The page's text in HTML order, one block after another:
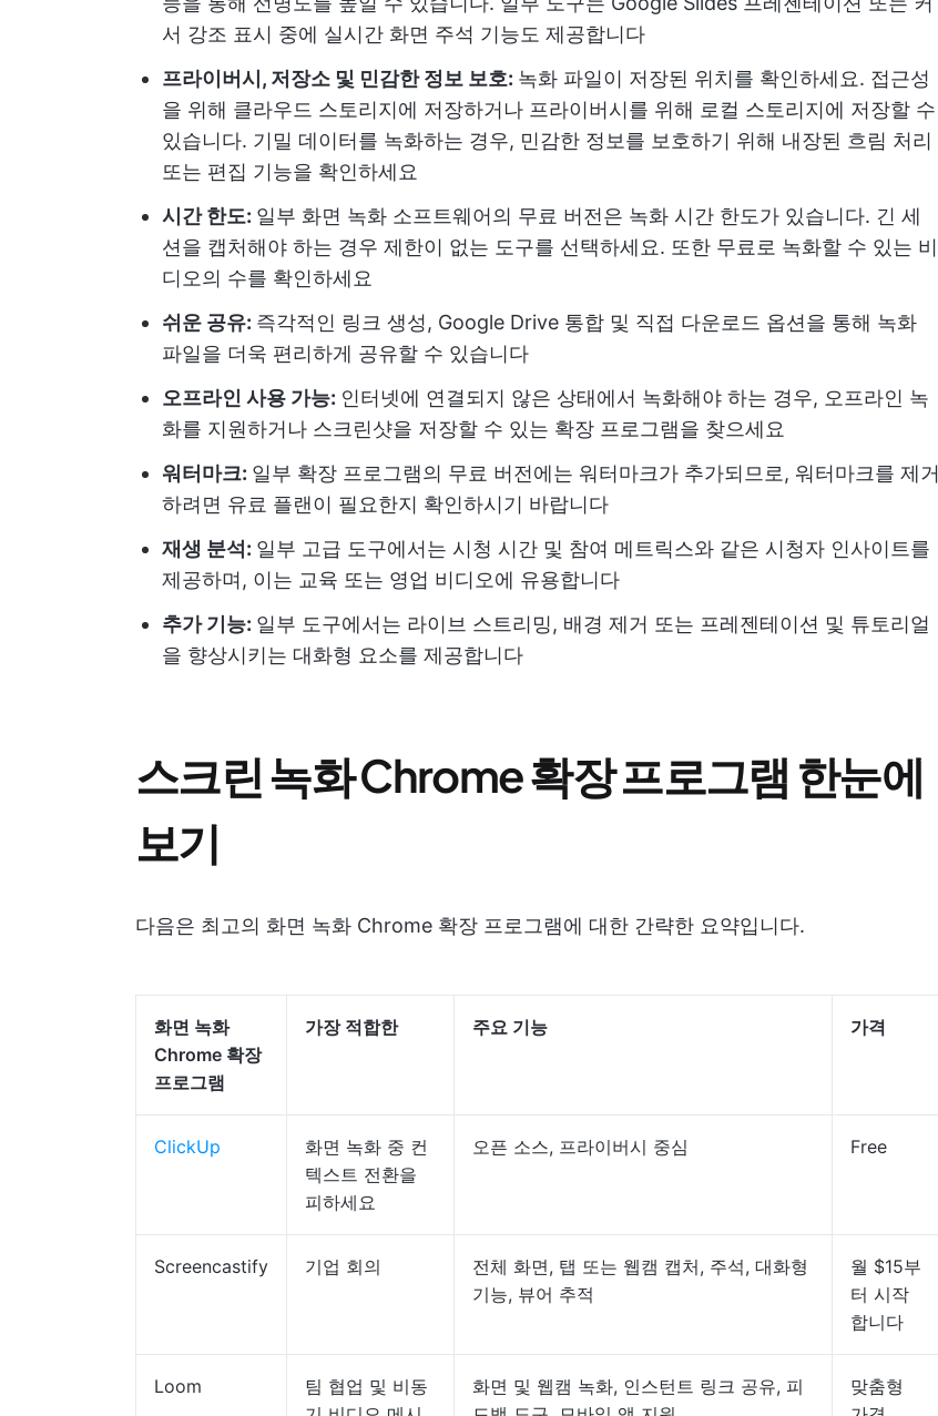
서 강조 표시 중에 실시간 화면 주석 기능도 제공합니다
프라이버시, 저장소 및 민감한 정보 보호: 녹화 파일이 저장된 위치를 확인하세요. 접근성
을 위해 클라우드 스토리지에 저장하거나 프라이버시를 위해 로컬 스토리지에 저장할 수
있습니다. 기밀 데이터를 녹화하는 경우, 민감한 정보를 보호하기 위해 내장된 흐림 처리
또는 편집 기능을 확인하세요
시간 한도: 일부 화면 녹화 소프트웨어의 무료 버전은 녹화 시간 한도가 있습니다. 긴 세
션을 캡처해야 하는 경우 제한이 없는 도구를 선택하세요. 또한 무료로 녹화할 수 있는 비
디오의 수를 확인하세요
쉬운 공유: 즉각적인 링크 생성, Google Drive 통합 및 직접 다운로드 옵션을 통해 녹화
파일을 더욱 편리하게 공유할 수 있습니다
오프라인 사용 가능: 인터넷에 연결되지 않은 상태에서 녹화해야 하는 경우, 오프라인 녹
화를 지원하거나 스크린샷을 저장할 수 있는 확장 프로그램을 찾으세요
워터마크: 일부 확장 프로그램의 무료 버전에는 워터마크가 추가되므로, 워터마크를 제거
하려면 유료 플랜이 필요한지 확인하시기 바랍니다
재생 분석: 일부 고급 도구에서는 시청 시간 및 참여 메트릭스와 같은 시청자 인사이트를
제공하며, 이는 교육 또는 영업 비디오에 유용합니다
추가 기능: 일부 도구에서는 라이브 스트리밍, 배경 제거 또는 프레젠테이션 및 튜토리얼
을 향상시키는 대화형 요소를 제공합니다
스크린 녹화 Chrome 확장 프로그램 한눈에
보기
다음은 최고의 화면 녹화 Chrome 확장 프로그램에 대한 간략한 요약입니다.
화면 녹화
Chrome 확장
프로그램
가장 적합한 주요 기능 가격
ClickUp
화면 녹화 중 컨
텍스트 전환을
피하세요
오픈 소스, 프라이버시 중심 Free
Screencastify 기업 회의
전체 화면, 탭 또는 웹캠 캡처, 주석, 대화형
기능, 뷰어 추적
월 $15부
터 시작
합니다
Loom
팀 협업 및 비동
화면 및 웹캠 녹화, 인스턴트 링크 공유, 피
맞춤형